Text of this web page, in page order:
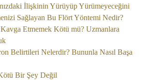
İlişkinin Yürüyüp Yürümeyeceğini
Sağlayan Bu Flört Yöntemi Nedir?
Etmemek Kötü mü? Uzmanlara
Belirtileri Nelerdir? Bununla Nasıl Başa
Bir Şey Değil